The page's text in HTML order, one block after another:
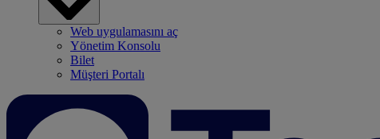
Web uygulamasını aç
Yönetim Konsolu
Bilet
Müşteri Portalı